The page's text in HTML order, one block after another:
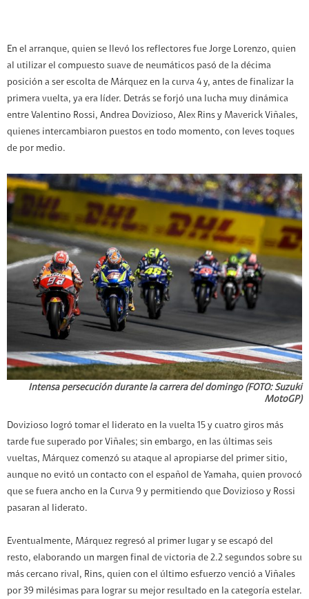
En el arranque, quien se llevó los reflectores fue Jorge Lorenzo, quien
al utilizar el compuesto suave de neumáticos pasó de la décima
posición a ser escolta de Márquez en la curva 4 y, antes de finalizar la
primera vuelta, ya era líder. Detrás se forjó una lucha muy dinámica
entre Valentino Rossi, Andrea Dovizioso, Alex Rins y Maverick Viñales,
quienes intercambiaron puestos en todo momento, con leves toques
de por medio.
Intensa persecución durante la carrera del domingo (FOTO: Suzuki
MotoGP)
Dovizioso logró tomar el liderato en la vuelta 15 y cuatro giros más
tarde fue superado por Viñales; sin embargo, en las últimas seis
vueltas, Márquez comenzó su ataque al apropiarse del primer sitio,
aunque no evitó un contacto con el español de Yamaha, quien provocó
que se fuera ancho en la Curva 9 y permitiendo que Dovizioso y Rossi
pasaran al liderato.
Eventualmente, Márquez regresó al primer lugar y se escapó del
resto, elaborando un margen final de victoria de 2.2 segundos sobre su
más cercano rival, Rins, quien con el último esfuerzo venció a Viñales
por 39 milésimas para lograr su mejor resultado en la categoría estelar.